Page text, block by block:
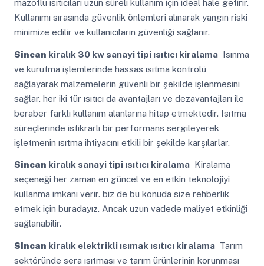
mazotlu ısıtıcıları uzun süreli kullanım için ideal hale getirir.
Kullanımı sırasında güvenlik önlemleri alınarak yangın riski
minimize edilir ve kullanıcıların güvenliği sağlanır.
Sincan kiralık 30 kw sanayi tipi ısıtıcı kiralamaIsınma
ve kurutma işlemlerinde hassas ısıtma kontrolü
sağlayarak malzemelerin güvenli bir şekilde işlenmesini
sağlar. her iki tür ısıtıcı da avantajları ve dezavantajları ile
beraber farklı kullanım alanlarına hitap etmektedir. Isıtma
süreçlerinde istikrarlı bir performans sergileyerek
işletmenin ısıtma ihtiyacını etkili bir şekilde karşılarlar.
Sincan kiralık sanayi tipi ısıtıcı kiralamaKiralama
seçeneği her zaman en güncel ve en etkin teknolojiyi
kullanma imkanı verir. biz de bu konuda size rehberlik
etmek için buradayız. Ancak uzun vadede maliyet etkinliği
sağlanabilir.
Sincan kiralık elektrikli ısımak ısıtıcı kiralamaTarım
sektöründe sera ısıtması ve tarım ürünlerinin korunması